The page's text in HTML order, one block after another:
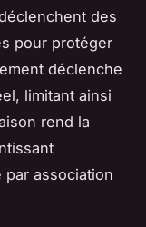
des
pour protéger
déclenche
limitant ainsi
rend la
par association